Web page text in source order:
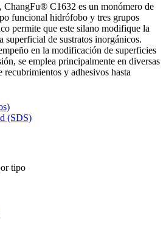
ChangFu® C1632 es un monómero de
funcional hidrófobo y tres grupos
permite que este silano modifique la
superficial de sustratos inorgánicos.
en la modificación de superficies
se emplea principalmente en diversas
recubrimientos y adhesivos hasta
(SDS)
tipo